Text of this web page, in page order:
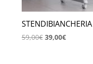
59,00€ Il
39,00€Il